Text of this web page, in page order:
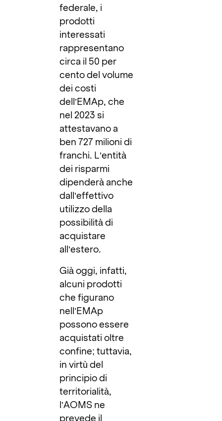
federale, i
prodotti
interessati
rappresentano
circa il 50 per
cento del volume
dei costi
dell’EMAp, che
nel 2023 si
attestavano a
ben 727 milioni di
franchi. L’entità
dei risparmi
dipenderà anche
dall’effettivo
utilizzo della
possibilità di
acquistare
all’estero.
Già oggi, infatti,
alcuni prodotti
che figurano
nell’EMAp
possono essere
acquistati oltre
confine; tuttavia,
in virtù del
principio di
territorialità,
l’AOMS ne
prevede il